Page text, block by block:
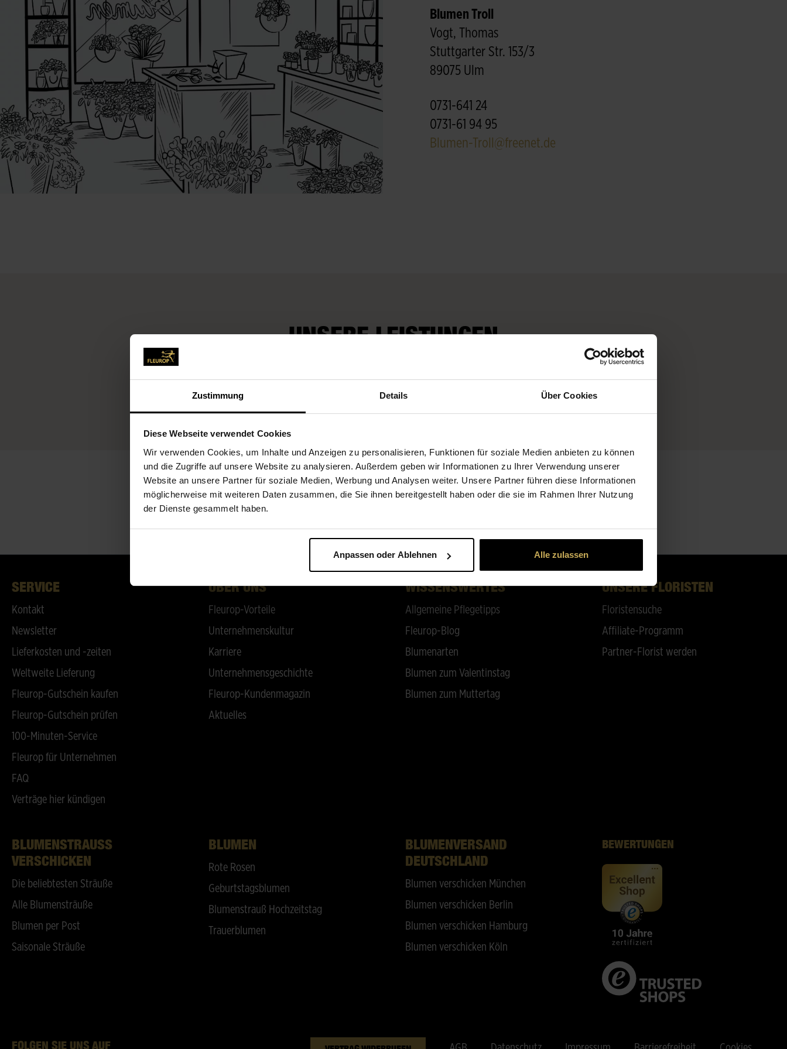
Zustimmung Details Über Cookies
Diese Webseite verwendet Cookies
Wir verwenden Cookies, um Inhalte und Anzeigen zu personalisieren, Funktionen für soziale Medien anbieten zu können
und die Zugriffe auf unsere Website zu analysieren. Außerdem geben wir Informationen zu Ihrer Verwendung unserer
Website an unsere Partner für soziale Medien, Werbung und Analysen weiter. Unsere Partner führen diese Informationen
möglicherweise mit weiteren Daten zusammen, die Sie ihnen bereitgestellt haben oder die sie im Rahmen Ihrer Nutzung
der Dienste gesammelt haben.
Anpassen oder Ablehnen Alle zulassen
Blumen Troll
Vogt, Thomas
Stuttgarter Str. 153/3
89075 Ulm
0731-641 24
0731-61 94 95
Blumen-Troll@freenet.de
UNSERE LEISTUNGEN
SERVICE
Kontakt
Newsletter
Lieferkosten und -zeiten
Weltweite Lieferung
Fleurop-Gutschein kaufen
Fleurop-Gutschein prüfen
100-Minuten-Service
Fleurop für Unternehmen
FAQ
Verträge hier kündigen
ÜBER UNS
Fleurop-Vorteile
Unternehmenskultur
Karriere
Unternehmensgeschichte
Fleurop-Kundenmagazin
Aktuelles
WISSENSWERTES
Allgemeine Pflegetipps
Fleurop-Blog
Blumenarten
Blumen zum Valentinstag
Blumen zum Muttertag
UNSERE FLORISTEN
Floristensuche
Affiliate-Programm
Partner-Florist werden
BLUMENSTRAUSS V
ERSCHICKEN
Die beliebtesten Sträuße
Alle Blumensträuße
Blumen per Post
Saisonale Sträuße
BLUMEN
Rote Rosen
Geburtstagsblumen
Blumenstrauß Hochzeitstag
Trauerblumen
BLUMENVERSAND
DEUTSCHLAND
Blumen verschicken München
Blumen verschicken Berlin
Blumen verschicken Hamburg
Blumen verschicken Köln
BEWERTUNGEN
FOLGEN SIE UNS AUF